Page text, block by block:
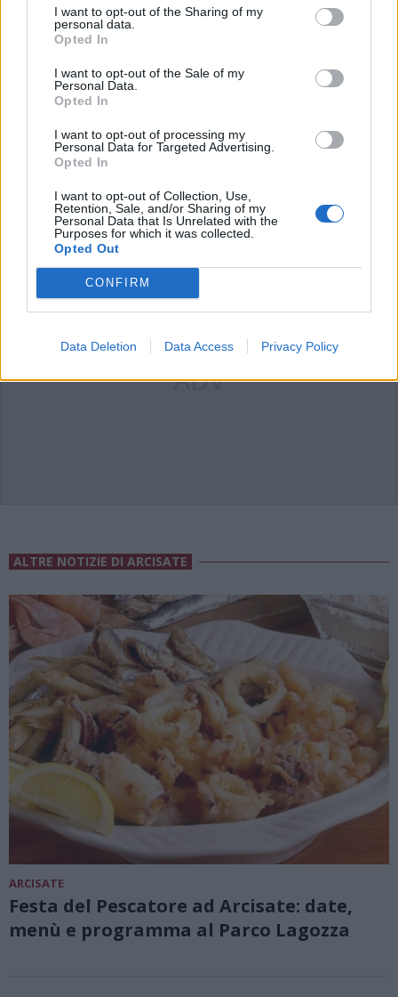
I want to opt-out of the Sharing of my
personal data.
Opted In
I want to opt-out of the Sale of my
Personal Data.
Opted In
I want to opt-out of processing my
Personal Data for Targeted Advertising.
Opted In
I want to opt-out of Collection, Use,
Retention, Sale, and/or Sharing of my
Personal Data that Is Unrelated with the
Purposes for which it was collected.
Opted Out
CONFIRM
Data Deletion Data Access Privacy Policy
Commenti
Accedi o
L'email è richiesta ma non verrà mostrata ai visitatori. Il contenuto di questo
commento esprime il pensiero dell'autore e non rappresenta la linea editoriale
di VareseNews.it, che rimane autonoma e indipendente. I messaggi inclusi nei
commenti non sono testi giornalistici, ma post inviati dai singoli lettori che
che includano uno o più link a siti esterni verranno rimossi in automatico dal
ADV
ALTRE NOTIZIE DI ARCISATE
ARCISATE
Festa del Pescatore ad Arcisate: date,
menù e programma al Parco Lagozza